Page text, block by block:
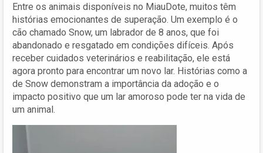
Entre os animais disponíveis no MiauDote, muitos têm
histórias emocionantes de superação. Um exemplo é o
cão chamado Snow, um labrador de 8 anos, que foi
abandonado e resgatado em condições difíceis. Após
receber cuidados veterinários e reabilitação, ele está
agora pronto para encontrar um novo lar. Histórias como a
de Snow demonstram a importância da adoção e o
impacto positivo que um lar amoroso pode ter na vida de
um animal.